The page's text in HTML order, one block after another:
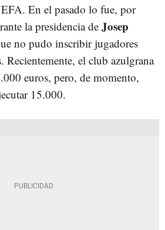
En el pasado lo fue, por
la presidencia de Josep
no pudo inscribir jugadores
Recientemente, el club azulgrana
euros, pero, de momento,
15.000.